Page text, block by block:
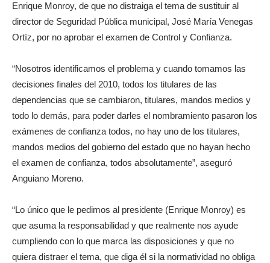
Enrique Monroy, de que no distraiga el tema de sustituir al
director de Seguridad Pública municipal, José María Venegas
Ortíz, por no aprobar el examen de Control y Confianza.
“Nosotros identificamos el problema y cuando tomamos las
decisiones finales del 2010, todos los titulares de las
dependencias que se cambiaron, titulares, mandos medios y
todo lo demás, para poder darles el nombramiento pasaron los
exámenes de confianza todos, no hay uno de los titulares,
mandos medios del gobierno del estado que no hayan hecho
el examen de confianza, todos absolutamente”, aseguró
Anguiano Moreno.
“Lo único que le pedimos al presidente (Enrique Monroy) es
que asuma la responsabilidad y que realmente nos ayude
cumpliendo con lo que marca las disposiciones y que no
quiera distraer el tema, que diga él si la normatividad no obliga